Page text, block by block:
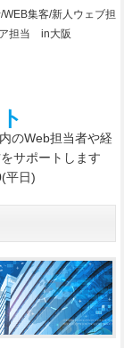
集客/新人ウェブ担
ア担当 in大阪
のWeb担当者や経
サポートします
平日)